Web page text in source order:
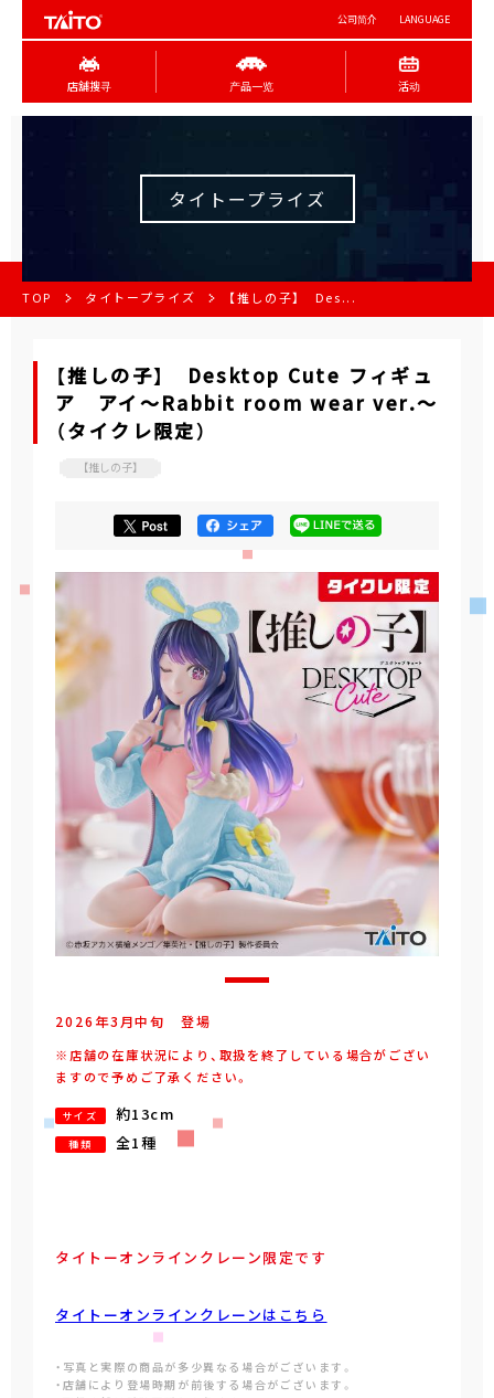
公司简介 LANGUAGE
店舖搜寻 产品一览 活动
タイトープライズ
TOP タイトープライズ 【推しの子】 Des...
【推しの子】 Desktop Cute フィギュ
ア アイ～Rabbit room wear ver.～
（タイクレ限定）
【推しの子】
2026年3 月中旬 登場
※店舗の在庫状況により、取扱を終了している場合がござい
ますので予めご了承ください。
サイズ 約13cm
種類 全1種
タイトーオンラインクレーン限定です
タイトーオンラインクレーンはこちら
・写真と実際の商品が多少異なる場合がございます。
・店舗により登場時期が前後する場合がございます。